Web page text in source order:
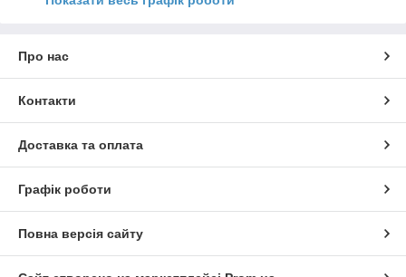
Про нас
Контакти
Доставка та оплата
Графік роботи
Повна версія сайту